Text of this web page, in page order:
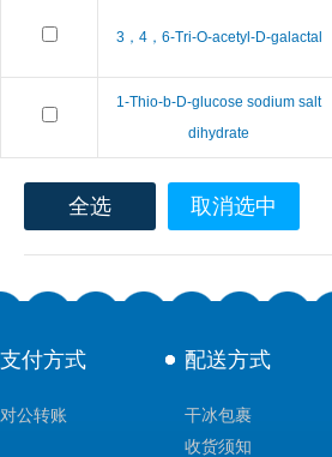
3，4，6-Tri-O-acetyl-D-galactal
1-Thio-b-D-glucose sodium salt
dihydrate
全选 取消选中
支付方式
对公转账
配送方式
干冰包裹
收货须知